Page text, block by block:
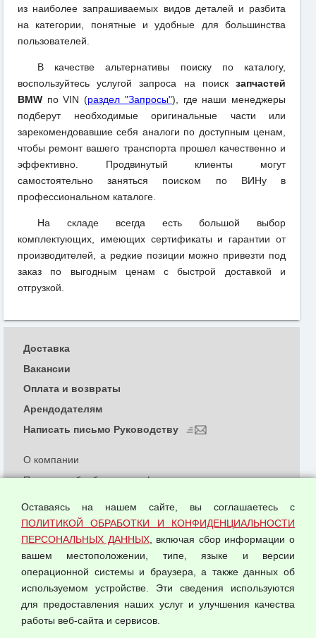
из наиболее запрашиваемых видов деталей и разбита
на категории, понятные и удобные для большинства
пользователей.
В качестве альтернативы поиску по каталогу,
воспользуйтесь услугой запроса на поиск запчастей
BMW по VIN (раздел "Запросы"), где наши менеджеры
подберут необходимые оригинальные части или
зарекомендовавшие себя аналоги по доступным ценам,
чтобы ремонт вашего транспорта прошел качественно и
эффективно. Продвинутый клиенты могут
самостоятельно заняться поиском по ВИНу в
профессиональном каталоге.
На складе всегда есть большой выбор
комплектующих, имеющих сертификаты и гарантии от
производителей, а редкие позиции можно привезти под
заказ по выгодным ценам с быстрой доставкой и
отгрузкой.
© 2026 ООО "Феникс"
О компании
Политика обработки и конфиденциальности
Согласием на обработку персональных данных
Оферта оптовой купли-продажи
Публичная оферта
Доставка
Вакансии
Оплата и возвраты
Арендодателям
Написать письмо Руководству
Оставаясь на нашем сайте, вы соглашаетесь с
ПОЛИТИКОЙ ОБРАБОТКИ И КОНФИДЕНЦИАЛЬНОСТИ
ПЕРСОНАЛЬНЫХ ДАННЫХ, включая сбор информации о
вашем местоположении, типе, языке и версии
операционной системы и браузера, а также данных об
используемом устройстве. Эти сведения используются
для предоставления наших услуг и улучшения качества
работы веб-сайта и сервисов.